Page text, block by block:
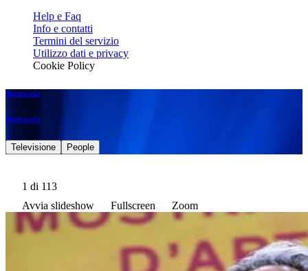
Help e Faq
Info e contatti
Termini del servizio
Utilizzo dati e privacy
Cookie Policy
Spettacolo
Spettacolo
Televisione People
1 di 113
Avvia slideshow
Fullscreen Zoom